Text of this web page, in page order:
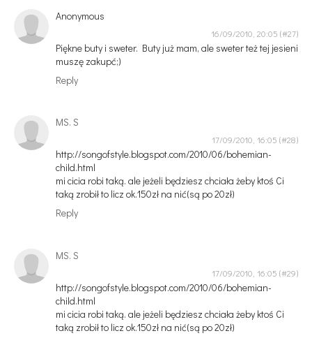
Anonymous
16/09/2010, 20:05
Piękne buty i sweter. Buty już mam, ale sweter też tej jesieni
muszę zakupć;)
Reply
MS. S
17/09/2010, 16:05
http://songofstyle.blogspot.com/2010/06/bohemian-
child.html
mi cicia robi taką. ale jeżeli będziesz chciała żeby ktoś Ci
taką zrobił to licz ok.150zł na nić(są po 20zł)
Reply
MS. S
17/09/2010, 16:05
http://songofstyle.blogspot.com/2010/06/bohemian-
child.html
mi cicia robi taką. ale jeżeli będziesz chciała żeby ktoś Ci
taką zrobił to licz ok.150zł na nić(są po 20zł)